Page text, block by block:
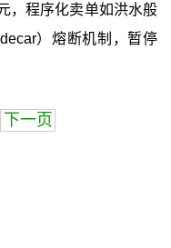
，程序化卖单如洪水般
）熔断机制，暂停
下一页